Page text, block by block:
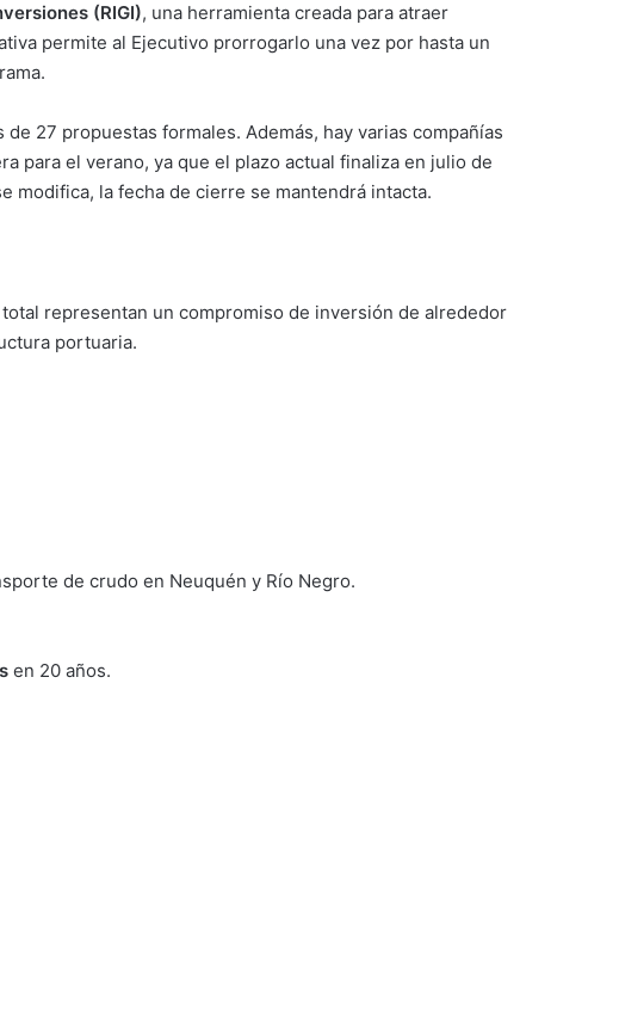
(RIGI), una herramienta creada para atraer
permite al Ejecutivo prorrogarlo una vez por hasta un
27 propuestas formales. Además, hay varias compañías
para el verano, ya que el plazo actual finaliza en julio de
modifica, la fecha de cierre se mantendrá intacta.
total representan un compromiso de inversión de alrededor
portuaria.
de crudo en Neuquén y Río Negro.
en 20 años.